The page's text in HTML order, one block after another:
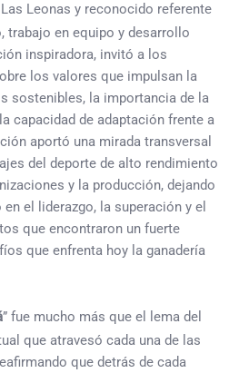
Leonas y reconocido referente
trabajo en equipo y desarrollo
inspiradora, invitó a los
los valores que impulsan la
sostenibles, la importancia de la
capacidad de adaptación frente a
aportó una mirada transversal
del deporte de alto rendimiento
y la producción, dejando
el liderazgo, la superación y el
que encontraron un fuerte
que enfrenta hoy la ganadería
” fue mucho más que el lema del
que atravesó cada una de las
que detrás de cada